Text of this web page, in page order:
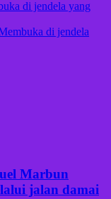
di jendela yang
di jendela
Marbun
jalan damai